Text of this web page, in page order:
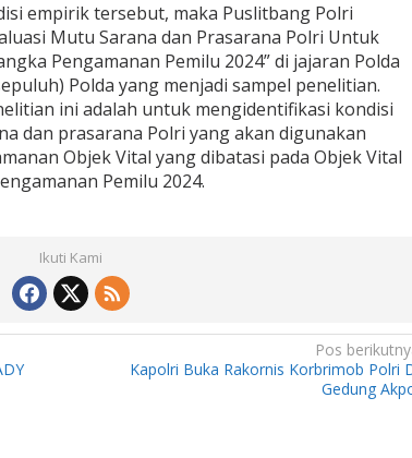
empirik tersebut, maka Puslitbang Polri
Mutu Sarana dan Prasarana Polri Untuk
Pengamanan Pemilu 2024” di jajaran Polda
Polda yang menjadi sampel penelitian.
ini adalah untuk mengidentifikasi kondisi
dan prasarana Polri yang akan digunakan
Objek Vital yang dibatasi pada Objek Vital
Pemilu 2024.
Ikuti Kami
Pos
Kapolri Buka Rakornis Korbrimob Polri
Gedung